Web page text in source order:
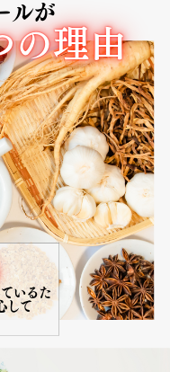
ルが
の理由
いる​た
して